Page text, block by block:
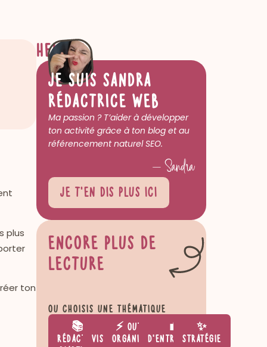
plus
ton
Hello !
je suis sandra
rédactrice web
Ma passion ? T’aider à développer
ton activité grâce à ton blog et au
référencement naturel SEO.
— Sandra
Je t’en dis plus ici
Encore plus de
lecture
Ou choisis une thématique
📚
Rédaction
📊
Visibilité
⚡ Outils &
Organisation
💼 Vie
d’entrepreneure
✨
Stratégie